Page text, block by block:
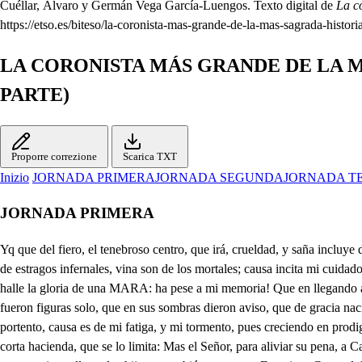
Cuéllar, Álvaro y Germán Vega García-Luengos. Texto digital de La
https://etso.es/biteso/la-coronista-mas-grande-de-la-mas-sagrada-
LA CORONISTA MÁS GRANDE DE LA
PARTE)
Proporre correzione Scarica TXT
Inizio JORNADA PRIMERAJORNADA SEGUNDAJORNADA
JORNADA PRIMERA
Yq que del fiero, el tenebroso centro, que irá, crueldad, y saña incluye dentro, donde vive lo infiel, injusto, impío, que es confuso Babel, e Imperio mío, salgo a turbar la tierra, publiquen mis rencores nueva guerra de estragos infernales, vina son de los mortales; causa incita mi cuidado, e cuantas hasta hoy me han fatigado, pues aunque de una Ester la edad renueve, una Rachel la admiración me lleve, de una Judich valiente halle la gloria de una MARA: ha pese a mi memoria! Que en llegando a MARÍA, Vívora hollada es el ansia mía, que en sí misma se ceba, y sin morir la angustia me renueva, puesto que Ester, Rachel, y Judich fueron figuras solo, que en sus sombras dieron aviso, que de gracia nació el día, en la Aurora Sagrada de MARÍA, para que al oponerme a su pureza, ponga su planta sobre mi cabeza; otra María, de Agreda portento, causa es de mi fatiga, y mi tormento, pues creciendo en prodigios, y virtudes, a sus padres les pide las quietudes de estado Religioso, y ellos, al ver su celo fervoroso, lo desean, si bien lo imposiblita, su corta hacienda, que se lo limita: Mas el Señor, para aliviar su pena, a Catalina Arana, amante ordena, que la casa, que lo es de su morada, Casa de Religión sea Sagrada de Monjas de Francisco, y Consagradas sean en su aprisco ella, y dos hijas, y también su esposo Francisco Coronel, logre dichoso, con dos hijos varones, del Sayal de Francisco perfecciones, y dando a tal mándato cumplimiento, su propia casa se erigió en Convento: En él (para causarme más desvelo) Catalina de Arana tomó el Velo, nmortal ru yor sus hijas, Geronima Monjas entran tamb , )y bien, y por su guía las Fundadoras de Madrid trajeron, siendo las que a tal cargo se eligieron del Convento, que Caballero en Gracia nombran allí, y pudo su eficacia tanto, que en solo un año está perfecto su Reglar Instituto Recoleto hoy que se cumple, (oh pese al ansia mía!) su Profesión celebra Sor María, ese Pasmo, ese Asombro, ese Portento de virtudes, que causa mi tormento. No solo aquesto mi congoja obliga, pues para dar más fuerza a mi fatiga, Francisco Coronel de humilde Lego el Hábito tomó, siguiendo luego sus dos hijos su ejemplo; de suerte, que en el ansia que contemplo, la maravilla espanta de. una Familia la elección tan santa: Madre, y dos hijas, entran Religiosas, Padre, y dos hijos, (oh ansias rigurosas!) de Nalda en San Antonio, Recoletos imitan a Francisco en los afectos, cuya virtud, constancia, y justo celo, cuantas Almas me, usurpa añade al Cielo; Ya Profesó, y sale ya la gente de la Iglesia, empiece diligente a combatir su fe, celo, y paciencia, pues para todo, Dios me da licencia. María, pio o Pues la dicha nos dispensa el salir a un mismo tiempo, paciene ne da sicencia. será hacerla más propicia logrando el iros sirviendo. Esa en mí es obligación. Yo por mía la contemplo; su hermosura es de mi vida . la esperanza, y el aliento. En todos será el serviros el colmo de sus deseos: Hy divina Doña Glara, qué feliz es mi afecto. Señora, aquí está Medel. Solo su fineza aprecio. Yo, señor Corregidor, por mí, y mi hija agradezco el favor con que me honráis vos, y aquestos Caballeros; más siendo cerca mi casa, como amante, y padre, debo acompañar a mi hija; y así, que os quedéis os ruego. Y yo de vuestra atención la cortesanía aprecio: O